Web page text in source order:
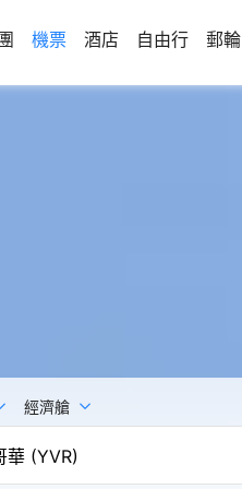
機票 酒店 自由行 郵輪
經濟艙